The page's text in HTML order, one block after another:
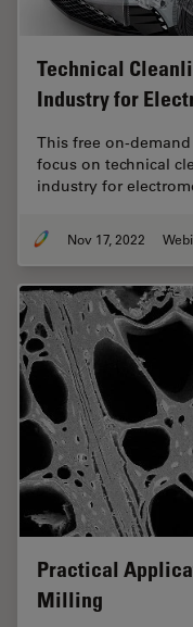
Technical
Industry for
This free on-
focus on technical
industry for
Nov 17, 2022
Practical
Milling